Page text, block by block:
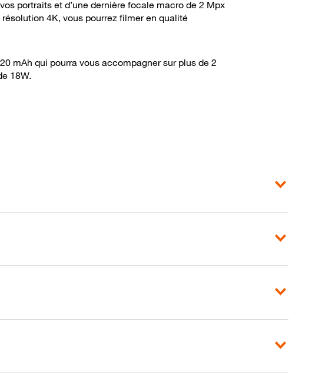
portraits et d’une dernière focale macro de 2 Mpx
4K, vous pourrez filmer en qualité
mAh qui pourra vous accompagner sur plus de 2
18W.